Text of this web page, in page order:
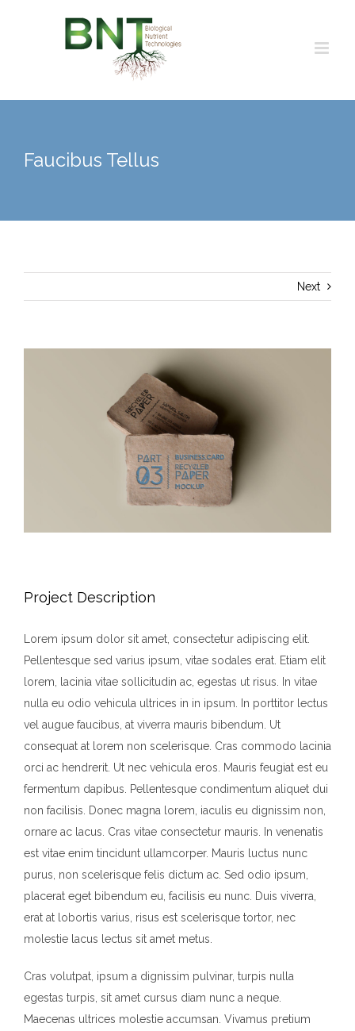
Faucibus Tellus
Next
Project Description
Lorem ipsum dolor sit amet, consectetur adipiscing elit.
Pellentesque sed varius ipsum, vitae sodales erat. Etiam elit
lorem, lacinia vitae sollicitudin ac, egestas ut risus. In vitae
nulla eu odio vehicula ultrices in in ipsum. In porttitor lectus
vel augue faucibus, at viverra mauris bibendum. Ut
consequat at lorem non scelerisque. Cras commodo lacinia
orci ac hendrerit. Ut nec vehicula eros. Mauris feugiat est eu
fermentum dapibus. Pellentesque condimentum aliquet dui
non facilisis. Donec magna lorem, iaculis eu dignissim non,
ornare ac lacus. Cras vitae consectetur mauris. In venenatis
est vitae enim tincidunt ullamcorper. Mauris luctus nunc
purus, non scelerisque felis dictum ac. Sed odio ipsum,
placerat eget bibendum eu, facilisis eu nunc. Duis viverra,
erat at lobortis varius, risus est scelerisque tortor, nec
molestie lacus lectus sit amet metus.
Cras volutpat, ipsum a dignissim pulvinar, turpis nulla
egestas turpis, sit amet cursus diam nunc a neque.
Maecenas ultrices molestie accumsan. Vivamus pretium